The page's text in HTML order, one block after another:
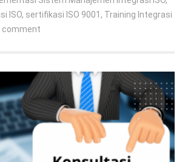
ISO, sertifikasi ISO 9001 , Training Integrasi
comment